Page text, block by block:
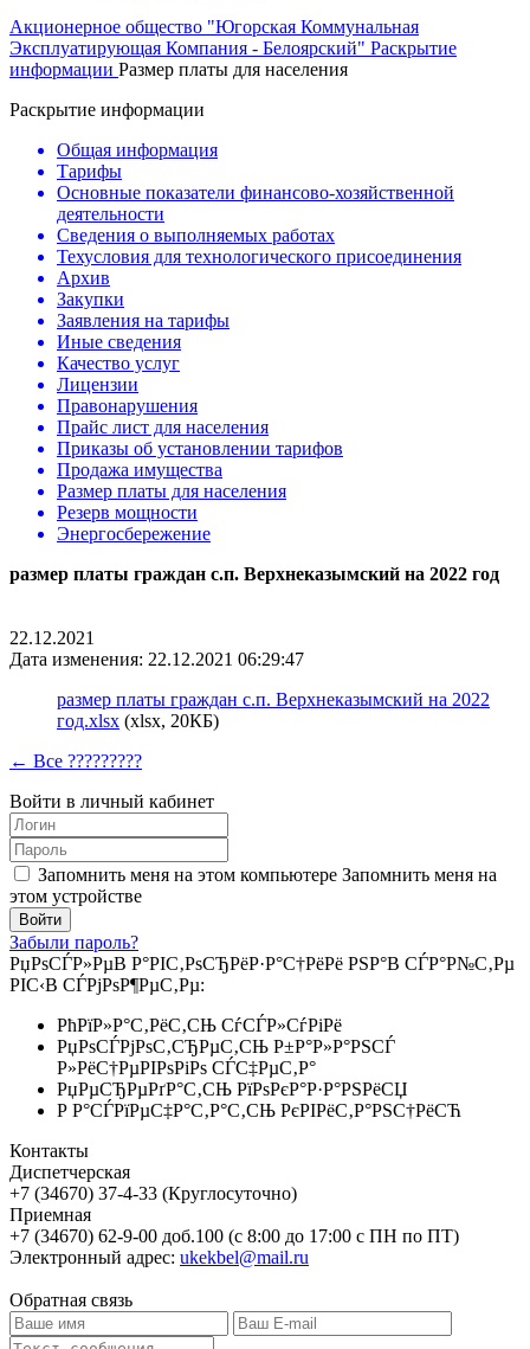
Акционерное общество "Югорская Коммунальная
Эксплуатирующая Компания - Белоярский" Раскрытие
информации Размер платы для населения
Раскрытие информации
Общая информация
Тарифы
Основные показатели финансово-хозяйственной
деятельности
Сведения о выполняемых работах
Техусловия для технологического присоединения
Архив
Закупки
Заявления на тарифы
Иные сведения
Качество услуг
Лицензии
Правонарушения
Прайс лист для населения
Приказы об установлении тарифов
Продажа имущества
Размер платы для населения
Резерв мощности
Энергосбережение
размер платы граждан с.п. Верхнеказымский на 2022 год
22.12.2021
Дата изменения: 22.12.2021 06:29:47
размер платы граждан с.п. Верхнеказымский на 2022
год.xlsx (xlsx, 20КБ)
← Все ?????????
Войти в личный кабинет
Запомнить меня на этом компьютере Запомнить меня на
этом устройстве
Забыли пароль?
РџРѕСЃР»РµВ Р°РІС‚РѕСЂРёР·Р°С†РёРё РЅР°В СЃР°Р№С‚Рµ
РІС‹В СЃРјРѕР¶РµС‚Рµ:
РћРїР»Р°С‚РёС‚СЊ СѓСЃР»СѓРіРё
РџРѕСЃРјРѕС‚СЂРµС‚СЊ Р±Р°Р»Р°РЅСЃ
Р»РёС†РµРІРѕРіРѕ СЃС‡РµС‚Р°
РџРµСЂРµРґР°С‚СЊ РїРѕРєР°Р·Р°РЅРёСЏ
Р Р°СЃРїРµС‡Р°С‚Р°С‚СЊ РєРІРёС‚Р°РЅС†РёСЋ
Контакты
Диспетчерская
+7 (34670) 37-4-33 (Круглосуточно)
Приемная
+7 (34670) 62-9-00 доб.100 (с 8:00 до 17:00 с ПН по ПТ)
Электронный адрес: ukekbel@mail.ru
Обратная связь